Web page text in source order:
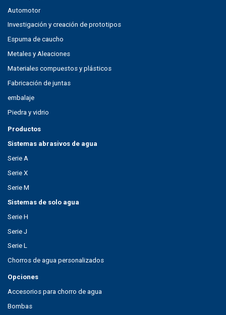
Automotor
Investigación y creación de prototipos
Espuma de caucho
Metales y Aleaciones
Materiales compuestos y plásticos
Fabricación de juntas
embalaje
Piedra y vidrio
Productos
Sistemas abrasivos de agua
Serie A
Serie X
Serie M
Sistemas de solo agua
Serie H
Serie J
Serie L
Chorros de agua personalizados
Opciones
Accesorios para chorro de agua
Bombas